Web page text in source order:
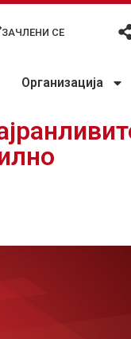
ЗАЧЛЕНИ СЕ
Организација